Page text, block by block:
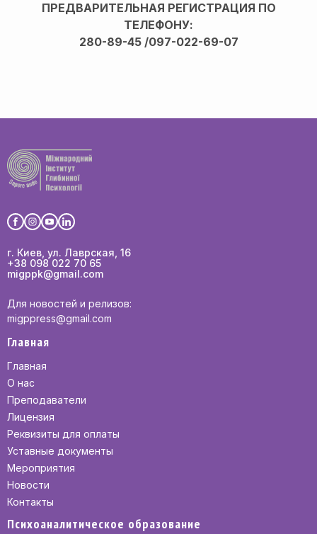
ПРЕДВАРИТЕЛЬНАЯ РЕГИСТРАЦИЯ ПО
ТЕЛЕФОНУ:
280-89-45 /097-022-69-07
г. Киев, ул. Лаврская, 16
+38 098 022 70 65
migppk@gmail.com
Для новостей и релизов:
migppress@gmail.com
Главная
Главная
О нас
Преподаватели
Лицензия
Реквизиты для оплаты
Уставные документы
Мероприятия
Новости
Контакты
Психоаналитическое образование